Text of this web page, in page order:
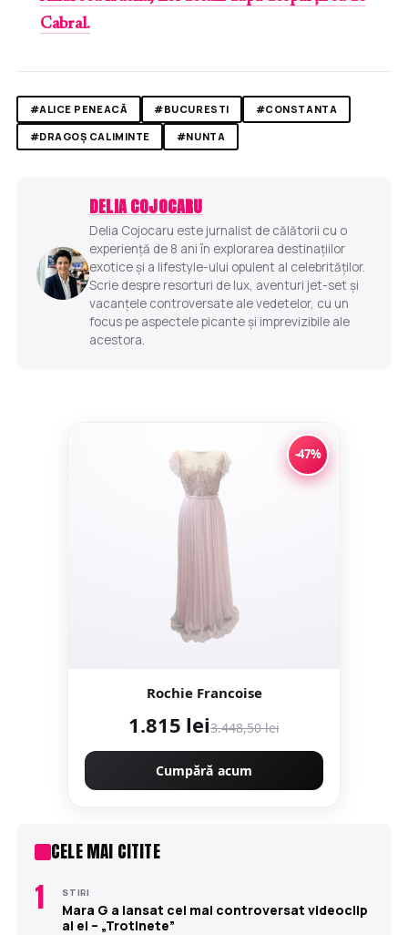
Cabral.
#ALICE PENEACĂ #BUCURESTI
#CONSTANTA
#DRAGOȘ CALIMINTE
#NUNTA
DELIA COJOCARU
Delia Cojocaru este jurnalist de călătorii cu o
experiență de 8 ani în explorarea destinațiilor
exotice și a lifestyle-ului opulent al celebrităților.
Scrie despre resorturi de lux, aventuri jet-set și
vacanțele controversate ale vedetelor, cu un
focus pe aspectele picante și imprevizibile ale
acestora.
-47%
Rochie Francoise
1.815 lei3.448,50 lei
Cumpără acum
CELE MAI CITITE
1 STIRI
Mara G a lansat cel mai controversat videoclip
al ei – „Trotinete”